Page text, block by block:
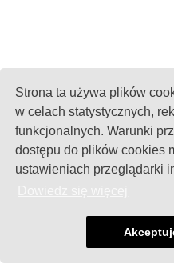
Strona ta używa plików
w celach statystycznych,
funkcjonalnych. Warunki
dostępu do plików cookies
ustawieniach przeglądarki